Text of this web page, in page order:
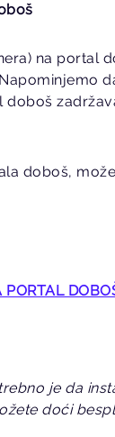
na portal
doboš
doboš,
je da
doći